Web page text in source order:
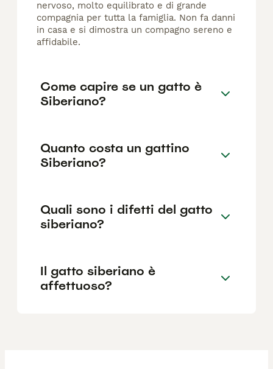
nervoso, molto equilibrato e di grande
compagnia per tutta la famiglia. Non fa danni
in casa e si dimostra un compagno sereno e
affidabile.
Come capire se un gatto è
Siberiano?
Quanto costa un gattino
Siberiano?
Quali sono i difetti del gatto
siberiano?
Il gatto siberiano è
affettuoso?